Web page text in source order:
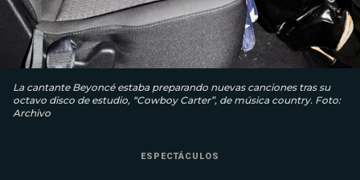
La cantante Beyoncé estaba preparando nuevas canciones tras su
octavo disco de estudio, “Cowboy Carter”, de música country. Foto:
Archivo
ESPECTÁCULOS